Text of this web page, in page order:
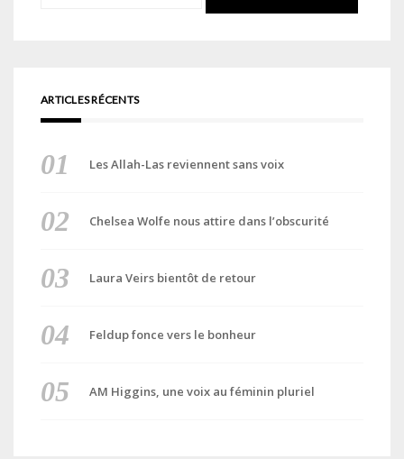
ARTICLES RÉCENTS
Les Allah-Las reviennent sans voix
Chelsea Wolfe nous attire dans l’obscurité
Laura Veirs bientôt de retour
Feldup fonce vers le bonheur
AM Higgins, une voix au féminin pluriel